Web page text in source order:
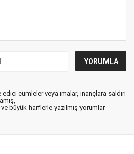
cümleler veya imalar, inançlara saldırı
büyük harflerle yazılmış yorumlar